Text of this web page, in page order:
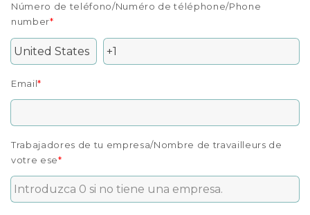
Número de teléfono/Numéro de téléphone/Phone
number*
Email*
Trabajadores de tu empresa/Nombre de travailleurs de
votre ese*